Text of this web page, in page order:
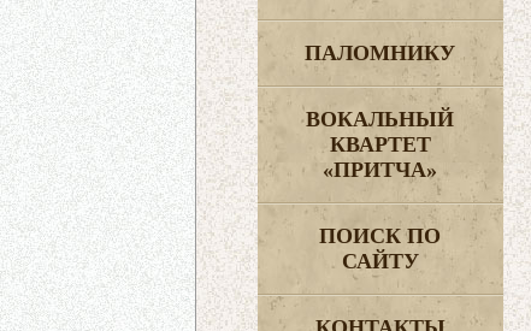
ПАЛОМНИКУ
ВОКАЛЬНЫЙ
КВАРТЕТ
«ПРИТЧА»
ПОИСК ПО
САЙТУ